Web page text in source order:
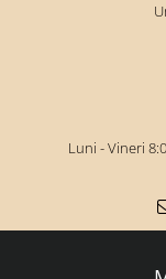
Luni - Vineri